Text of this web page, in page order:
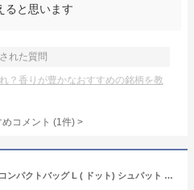
ると思います
れた質問
？香りが豊かなおすすめの銘柄を教
コメント (1件) >
マーナ (marna) Shupatto コンパクトバッグ L ( ドット) シュパット 一気にたためる エコバッグ 折りたたみ ( 大容量 / 丈夫 ) S419C